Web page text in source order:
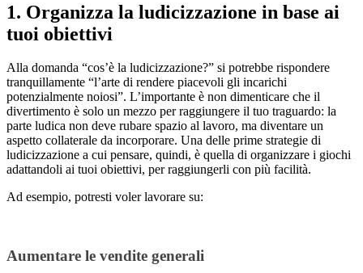
1. Organizza la ludicizzazione in base ai
tuoi obiettivi
Alla domanda “cos’è la ludicizzazione?” si potrebbe rispondere
tranquillamente “l’arte di rendere piacevoli gli incarichi
potenzialmente noiosi”. L’importante è non dimenticare che il
divertimento è solo un mezzo per raggiungere il tuo traguardo: la
parte ludica non deve rubare spazio al lavoro, ma diventare un
aspetto collaterale da incorporare. Una delle prime strategie di
ludicizzazione a cui pensare, quindi, è quella di organizzare i giochi
adattandoli ai tuoi obiettivi, per raggiungerli con più facilità.
Ad esempio, potresti voler lavorare su:
Aumentare le vendite generali